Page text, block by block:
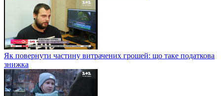
Як повернути частину витрачених грошей: що таке податкова
знижка